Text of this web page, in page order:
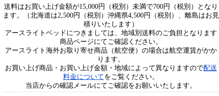
送料はお買い上げ金額が15,000円（税別）未満で700円（税別）となり
ます。（北海道は2,500円（税別）沖縄県4,500円（税別）、離島はお見
積りいたします）
アースライトベッドにつきましては、地域別送料のご負担となります
商品ページにてご確認ください。
アースライト海外お取り寄せ商品（航空便）の場合は航空運賃がかか
ります。
お買い上げ商品・お買い上げ金額・地域によって異なりますので配送
料金についてをご覧ください。
当店からの確認メールにてご確認をお願いいたします。